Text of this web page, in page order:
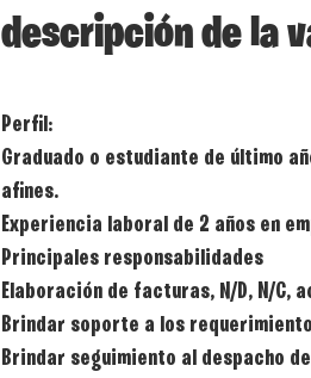
descripción de la
Perfil:
Graduado o estudiante de último
afines.
Experiencia laboral de 2 años en
Principales responsabilidades
Elaboración de facturas, N/D, N/C,
Brindar soporte a los
Brindar seguimiento al despacho